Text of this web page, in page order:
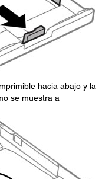
hacia abajo y la
se muestra a